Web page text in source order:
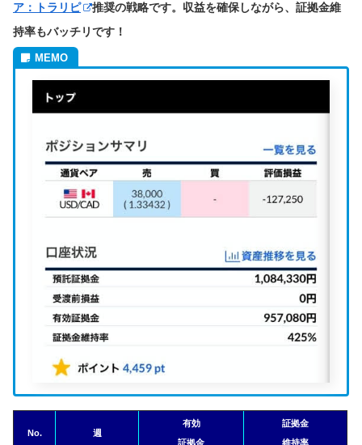
ア：トラリピ
推奨の戦略です。収益を確保しながら、証拠金維
持率もバッチリです！
No. 週
有効
証拠金
証拠金
維持率